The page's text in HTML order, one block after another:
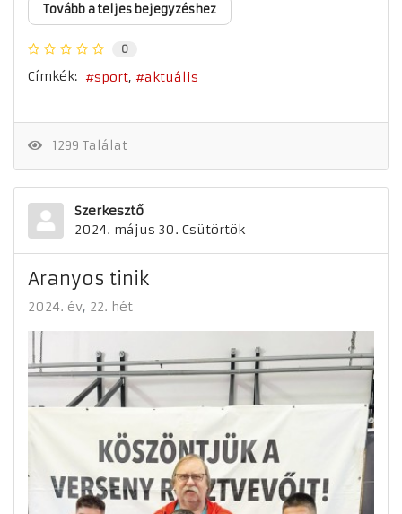
Tovább a teljes bejegyzéshez
0
Címkék: sport aktuális
1299 Találat
Szerkesztő
2024. május 30. Csütörtök
Aranyos tinik
2024. év 22. hét